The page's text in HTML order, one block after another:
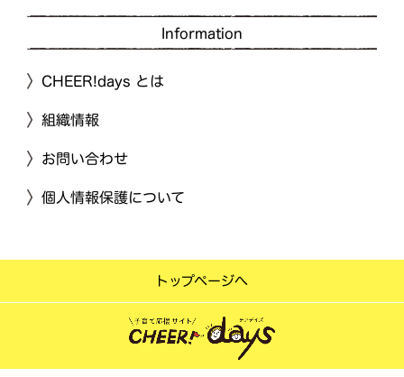
Information
CHEER!days とは
組織情報
お問い合わせ
個人情報保護について
トップページへ